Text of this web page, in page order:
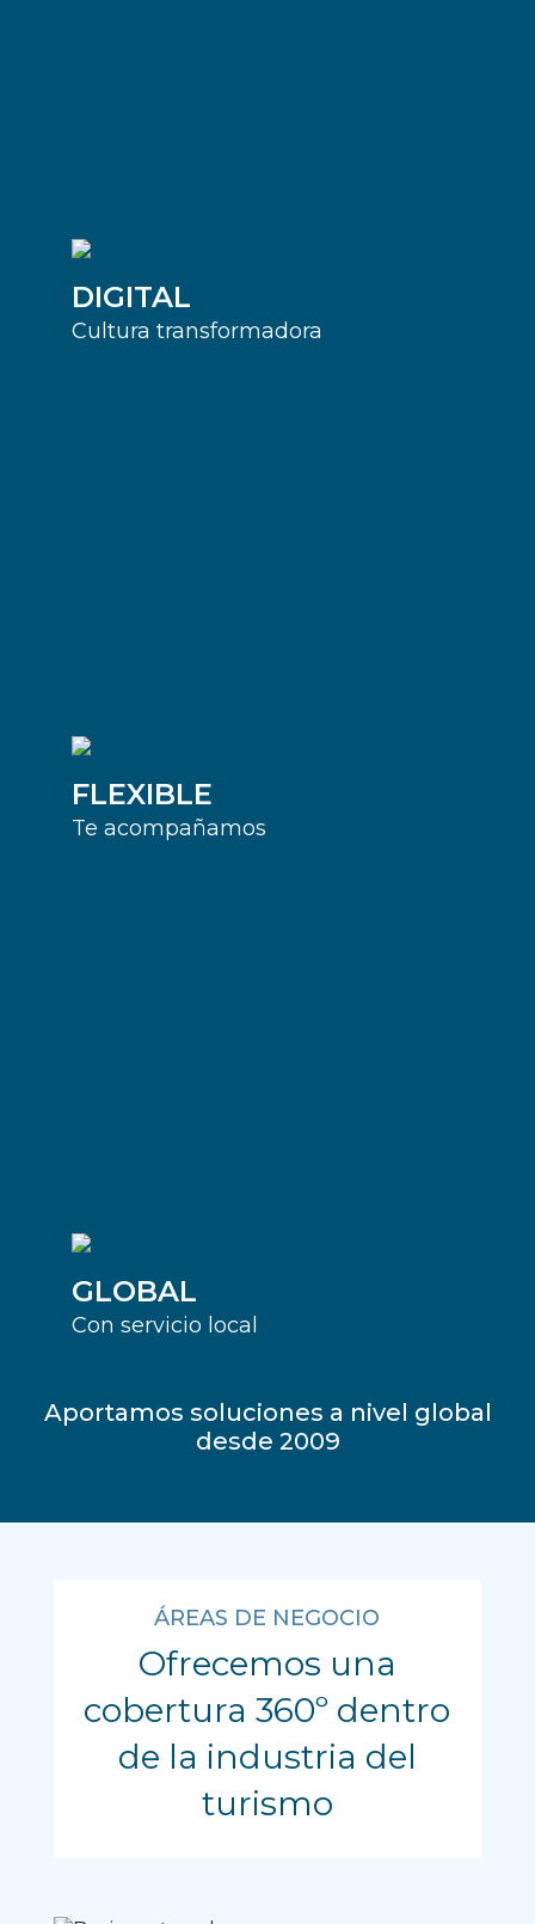
DIGITAL
Cultura transformadora
FLEXIBLE
Te acompañamos
GLOBAL
Con servicio local
Aportamos soluciones a nivel global
desde 2009
ÁREAS DE NEGOCIO
Ofrecemos una
cobertura 360º dentro
de la industria del
turismo
Business travel